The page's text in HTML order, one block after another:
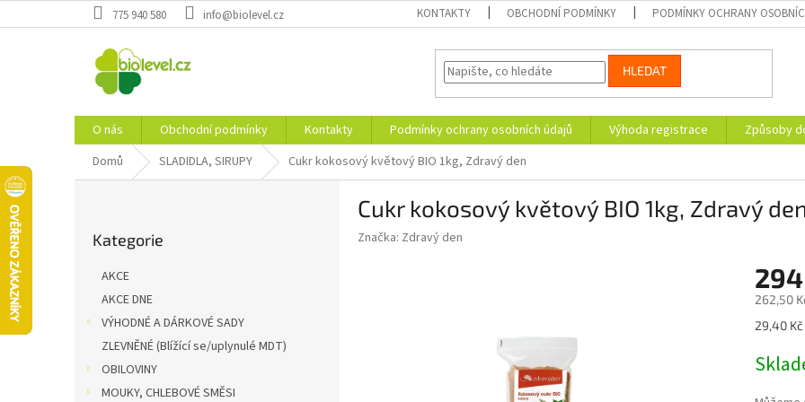
na
775 940 580 info@biolevel.cz KONTAKTY OBCHODNÍ PODMÍNKY PODMÍNKY OCHRANY
HLEDAT
O nás Obchodní podmínky Kontakty Podmínky ochrany osobních údajů Výhoda registrace
Způsoby
Domů
SLADIDLA, SIRUPY Cukr kokosový květový BIO 1kg, Zdravý den
kategorie
Kategorie
AKCE
AKCE DNE
VÝHODNÉ A DÁRKOVÉ SADY
ZLEVNĚNÉ (Blížící se/uplynulé MDT)
OBILOVINY
MOUKY, CHLEBOVÉ SMĚSI
Cukr kokosový květový BIO 1kg, Zdravý
Značka: Zdravý den
262,50
Měrná
29,40